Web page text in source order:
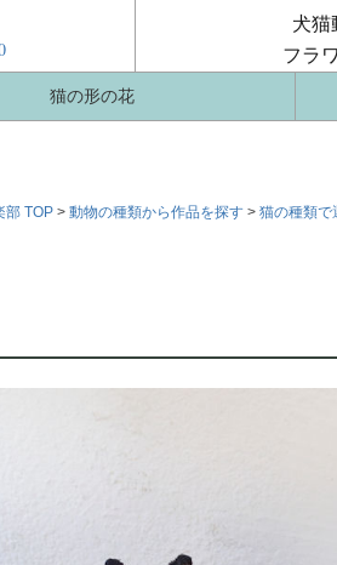
猫の形の花
犬猫
フラ
部 TOP 動物の種類から作品を探す 猫の種類で